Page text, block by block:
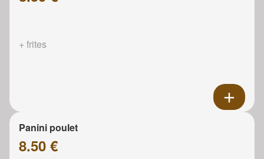
+ frites
Panini poulet
8.50 €